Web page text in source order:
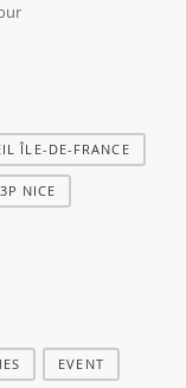
ÎLE-DE-FRANCE
NICE
EVENT